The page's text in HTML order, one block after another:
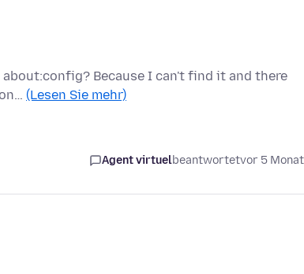
Because I can't find it and there
(Lesen Sie mehr)
Agent virtuelbeantwortetvor 5